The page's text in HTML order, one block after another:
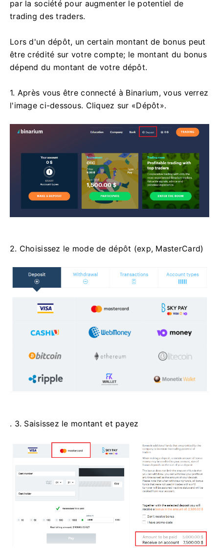
par la société pour augmenter le potentiel de
trading des traders.
Lors d'un dépôt, un certain montant de bonus peut
être crédité sur votre compte; le montant du bonus
dépend du montant de votre dépôt.
1. Après vous être connecté à Binarium, vous verrez
l'image ci-dessous. Cliquez sur «Dépôt».
2. Choisissez le mode de dépôt (exp, MasterCard)
. 3. Saisissez le montant et payez